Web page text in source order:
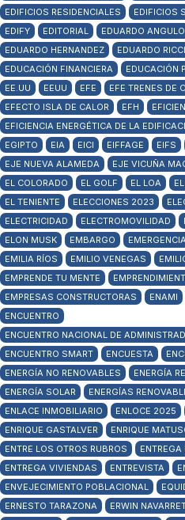
EDIFICIOS RESIDENCIALES
EDIFICIOS
EDIFY
EDITORIAL EDUARDO ANGULO
EDUARDO HERNANDEZ
EDUARDO RICCI
EDUCACIÓN FINANCIERA
EDUCACIÓN
EE.UU
EEUU EFE EFE TRENES DE
EFECTO ISLA DE CALOR
EFH
EFICIENCIA ENERGÉTICA DE LA
EGIPTO
EIA EICI EIFFAGE EIFS
EJE NUEVA ALAMEDA
EJE VICUÑA
EL COLORADO
EL GOLF EL LOA
EL TENIENTE
ELECCIONES 2023
ELECTRICIDAD
ELECTROMOVILIDAD
ELON MUSK
EMBARGO
EMILIA RÍOS
EMILIO VENEGAS
EMPRENDE TU MENTE
EMPRESAS CONSTRUCTORAS
ENAMI
ENCUENTRO
ENCUENTRO NACIONAL DE
ENCUENTRO SMART
ENCUESTA
ENERGÍA NO RENOVABLES
ENERGÍA
ENERGÍA SOLAR
ENERGÍAS
ENLACE INMOBILIARIO
ENLOCE 2025
ENRIQUE GASTALVER
ENRIQUE
ENTRE LOS OTROS RUBROS
ENTREGA VIVIENDAS
ENTREVISTA
ENVEJECIMIENTO POBLACIONAL
ERNESTO TARAZONA
ERWIN